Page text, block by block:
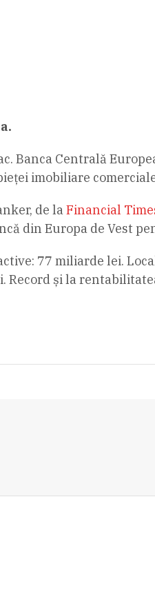
Banca Centrală
imobiliare
de laFinancial
din Europa de Vest
77 miliarde lei.
Record și la